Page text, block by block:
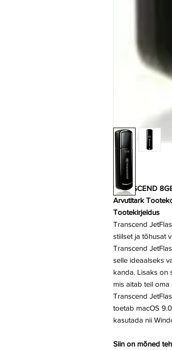
TRANSCEND
Arvutitark
Tootekirjeldus
Transcend
stiilset ja tõhusat
Transcend
selle ideaalseks
kanda. Lisaks on
mis aitab teil
Transcend
toetab macOS
kasutada nii
Siin on mõned